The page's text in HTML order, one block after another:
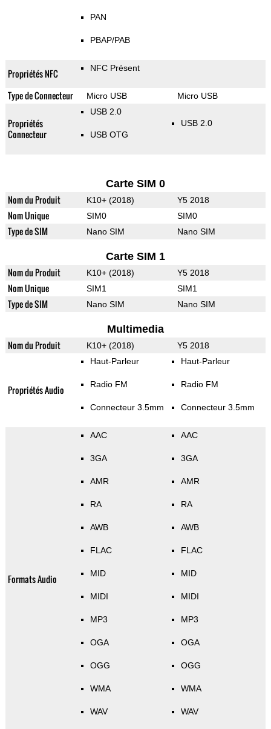
PAN
PBAP/PAB
Propriétés NFC NFC Présent
Type de Connecteur Micro USB Micro USB
Propriétés
Connecteur
USB 2.0
USB OTG
USB 2.0
Carte SIM 0
Nom du Produit K10+ (2018) Y5 2018
Nom Unique SIM0 SIM0
Type de SIM Nano SIM Nano SIM
Carte SIM 1
Nom du Produit K10+ (2018) Y5 2018
Nom Unique SIM1 SIM1
Type de SIM Nano SIM Nano SIM
Multimedia
Nom du Produit K10+ (2018) Y5 2018
Propriétés Audio
Haut-Parleur
Radio FM
Connecteur 3.5mm
Haut-Parleur
Radio FM
Connecteur 3.5mm
Formats Audio
AAC
3GA
AMR
RA
AWB
FLAC
MID
MIDI
MP3
OGA
OGG
WMA
WAV
AAC
3GA
AMR
RA
AWB
FLAC
MID
MIDI
MP3
OGA
OGG
WMA
WAV